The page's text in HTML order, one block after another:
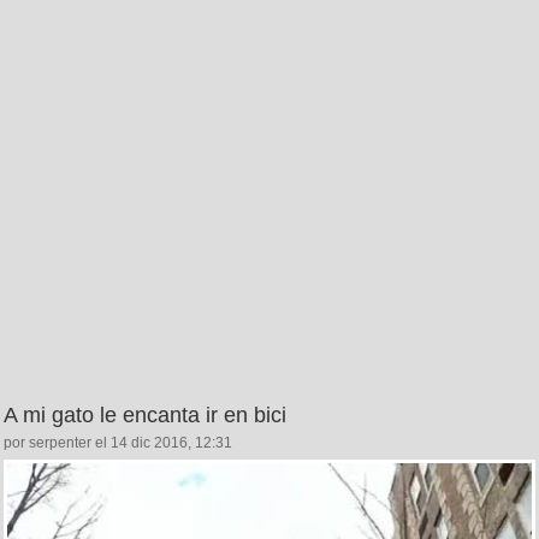
A mi gato le encanta ir en bici
por serpenter el 14 dic 2016, 12:31